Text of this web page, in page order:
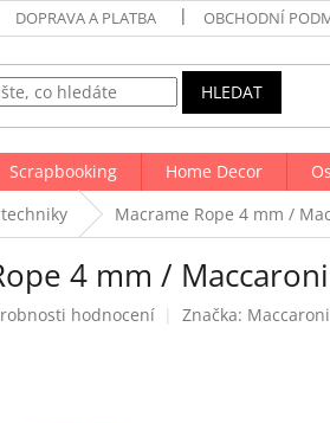
DOPRAVA A PLATBA OBCHODNÍ
HLEDAT
Scrapbooking Home Decor
Macrame Rope 4 mm /
4 mm /
hodnocení Značka: Maccaroni